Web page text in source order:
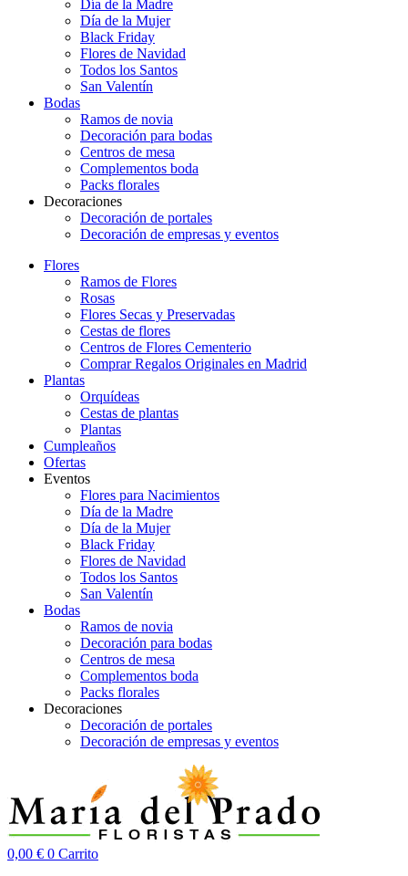
Día de la Madre
Día de la Mujer
Black Friday
Flores de Navidad
Todos los Santos
San Valentín
Bodas
Ramos de novia
Decoración para bodas
Centros de mesa
Complementos boda
Packs florales
Decoraciones
Decoración de portales
Decoración de empresas y eventos
Flores
Ramos de Flores
Rosas
Flores Secas y Preservadas
Cestas de flores
Centros de Flores Cementerio
Comprar Regalos Originales en Madrid
Plantas
Orquídeas
Cestas de plantas
Plantas
Cumpleaños
Ofertas
Eventos
Flores para Nacimientos
Día de la Madre
Día de la Mujer
Black Friday
Flores de Navidad
Todos los Santos
San Valentín
Bodas
Ramos de novia
Decoración para bodas
Centros de mesa
Complementos boda
Packs florales
Decoraciones
Decoración de portales
Decoración de empresas y eventos
0,00 € 0 Carrito